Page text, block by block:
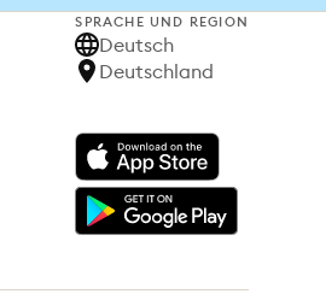
SPRACHE UND REGION
Deutsch
Deutschland